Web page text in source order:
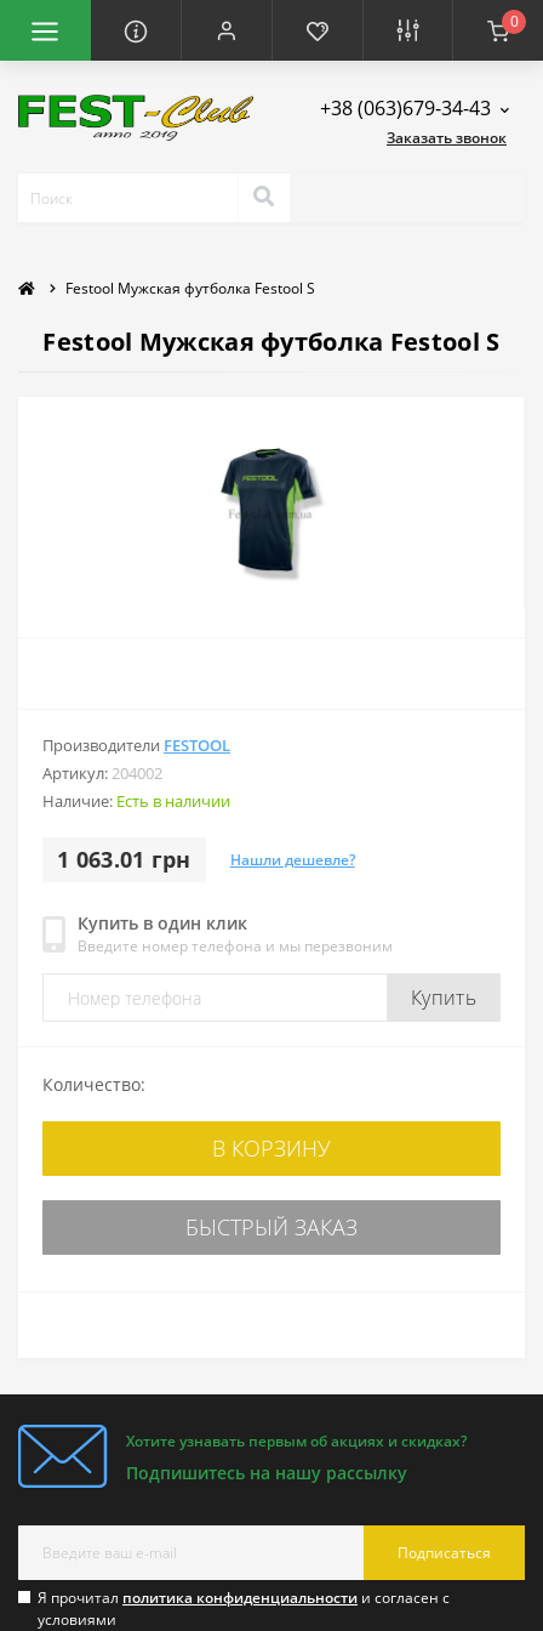
0
+38 (063)679-34-43
Заказать звонок
Festool Мужская футболка Festool S
Festool Мужская футболка Festool S
Производители FESTOOL
Артикул:204002
Наличие: Есть в наличии
1 063.01 грн Нашли дешевле?
Купить в один клик
Введите номер телефона и мы перезвоним
Купить
Количество:
В КОРЗИНУ
БЫСТРЫЙ ЗАКАЗ
Хотите узнавать первым об акциях и скидках?
Подпишитесь на нашу рассылку
Подписаться
Я прочитал политика конфиденциальности и согласен с
условиями